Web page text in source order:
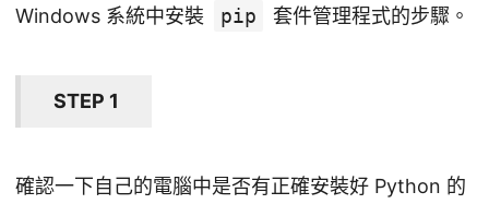
Windows 系統中安裝
pip 套件管理程式的步驟。
STEP 1
確認一下自己的電腦中是否有正確安裝好 Python 的